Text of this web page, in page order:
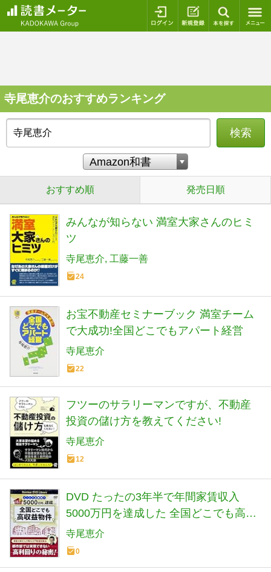
ログイン 新規登録
寺尾恵介のおすすめランキング
検索
おすすめ順 発売日順
みんなが知らない 満室大家さんのヒミ
ツ
寺尾恵介 工藤一善
24
お宝不動産セミナーブック 満室チーム
で大成功!全国どこでもアパート経営
寺尾恵介
22
フツーのサラリーマンですが、不動産
投資の儲け方を教えてください!
寺尾恵介
12
DVD たったの3年半で年間家賃収入
5000万円を達成した 全国どこでも高収
益物件 (<DVD>)
寺尾恵介
0